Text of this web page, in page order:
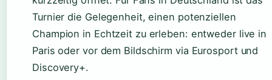
Turnier die Gelegenheit, einen potenziellen
Champion in Echtzeit zu erleben: entweder live in
Paris oder vor dem Bildschirm via Eurosport und
Discovery+.